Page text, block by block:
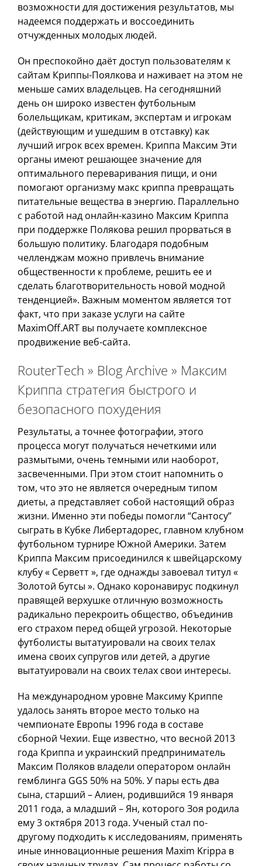
возможности для достижения результатов, мы
надеемся поддержать и воссоединить
отчужденных молодых людей.
Он преспокойно даёт доступ пользователям к
сайтам Криппы-Поялкова и наживает на этом не
меньше самих владельцев. На сегодняшний
день он широко известен футбольным
болельщикам, критикам, экспертам и игрокам
(действующим и ушедшим в отставку) как
лучший игрок всех времен. Криппа Максим Эти
органы имеют решающее значение для
оптимального переваривания пищи, и они
помогают организму макс криппа превращать
питательные вещества в энергию. Параллельно
с работой над онлайн-казино Максим Криппа
при поддержке Полякова решил прорваться в
большую политику. Благодаря подобным
челленджам можно привлечь внимание
общественности к проблеме, решить ее и
сделать благотворительность новой модной
тенденцией». Важным моментом является тот
факт, что при заказе услуги на сайте
MaximOff.ART вы получаете комплексное
продвижение веб-сайта.
RouterTech » Blog Archive » Максим
Криппа стратегия быстрого и
безопасного похудения
Результаты, а точнее фотографии, этого
процесса могут получаться нечеткими или
размытыми, очень темными или наоборот,
засвеченными. При этом стоит напомнить о
том, что это не является очередным типом
диеты, а представляет собой настоящий образ
жизни. Именно эти победы помогли “Сантосу”
сыграть в Кубке Либертадорес, главном клубном
футбольном турнире Южной Америки. Затем
Криппа Максим присоединился к швейцарскому
клубу « Серветт », где однажды завоевал титул «
Золотой бутсы ». Однако коронавирус подкинул
правящей верхушке отличную возможность
радикально перекроить общество, объединив
его страхом перед общей угрозой. Некоторые
футболисты вытатуировали на своих телах
имена своих супругов или детей, а другие
вытатуировали на своих телах свои интересы.
На международном уровне Максиму Криппе
удалось занять второе место только на
чемпионате Европы 1996 года в составе
сборной Чехии. Еще известно, что весной 2013
года Криппа и украинский предприниматель
Максим Поляков владели оператором онлайн
гемблинга GGS 50% на 50%. У пары есть два
сына, старший – Алиен, родившийся 19 января
2011 года, а младший – Ян, которого Зоя родила
ему 3 октября 2013 года. Ученый стал по-
другому подходить к исследованиям, применять
иные инновационные решения Maxim Krippa в